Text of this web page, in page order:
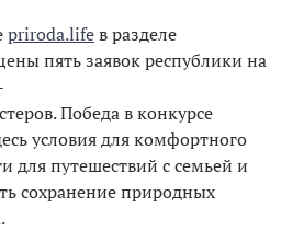
priroda.lifeв разделе
пять заявок республики на
Победа в конкурсе
условия для комфортного
для путешествий с семьей и
сохранение природных